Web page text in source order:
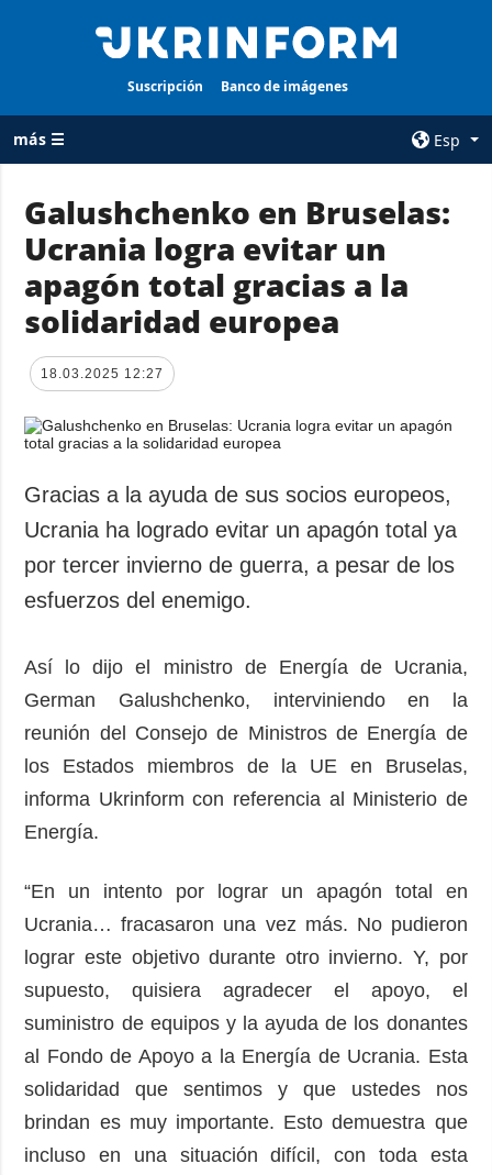
Suscripción Banco de imágenes
más ☰
Esp
TODAS LAS
CATEGORÍAS
Guerra
Reconstrucción
de Ucrania
Política
Economía
Sociedad y
Cultura
Deportes
Crimen
emergencias
AGENCIA
sobre la agencia
contacto
protección de
ADICIONAL
Podcasts
Publicaciones
Entrevistas
Fotos
Releases
SERVICIOS
Suscripción
Banco de
imágenes
Galushchenko en Bruselas:
Ucrania logra evitar un
apagón total gracias a la
solidaridad europea
18.03.2025 12:27
Gracias a la ayuda de sus socios europeos,
Ucrania ha logrado evitar un apagón total ya
por tercer invierno de guerra, a pesar de los
esfuerzos del enemigo.
Así lo dijo el ministro de Energía de Ucrania,
German Galushchenko, interviniendo en la
reunión del Consejo de Ministros de Energía de
los Estados miembros de la UE en Bruselas,
informa Ukrinform con referencia al Ministerio de
Energía.
“En un intento por lograr un apagón total en
Ucrania… fracasaron una vez más. No pudieron
lograr este objetivo durante otro invierno. Y, por
supuesto, quisiera agradecer el apoyo, el
suministro de equipos y la ayuda de los donantes
al Fondo de Apoyo a la Energía de Ucrania. Esta
solidaridad que sentimos y que ustedes nos
brindan es muy importante. Esto demuestra que
incluso en una situación difícil, con toda esta